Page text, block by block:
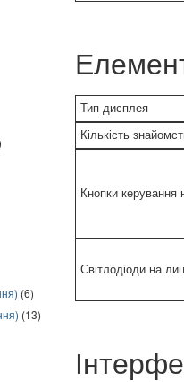
(6)
(13)
Тип дисплея
Кількість
Кнопки керування
Світлодіоди на